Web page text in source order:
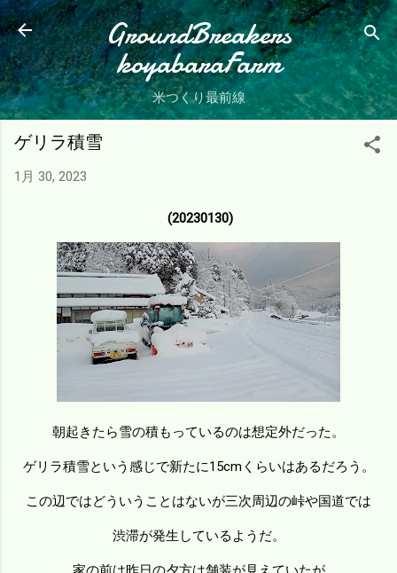
スキップしてメイン コンテンツに移動
GroundBreakers
koyabaraFarm
米つくり最前線
ゲリラ積雪
1月 30, 2023
(20230130)
朝起きたら雪の積もっているのは想定外だった。
ゲリラ積雪という感じで新たに15cmくらいはあるだろう。
この辺ではどういうことはないが三次周辺の峠や国道では
渋滞が発生しているようだ。